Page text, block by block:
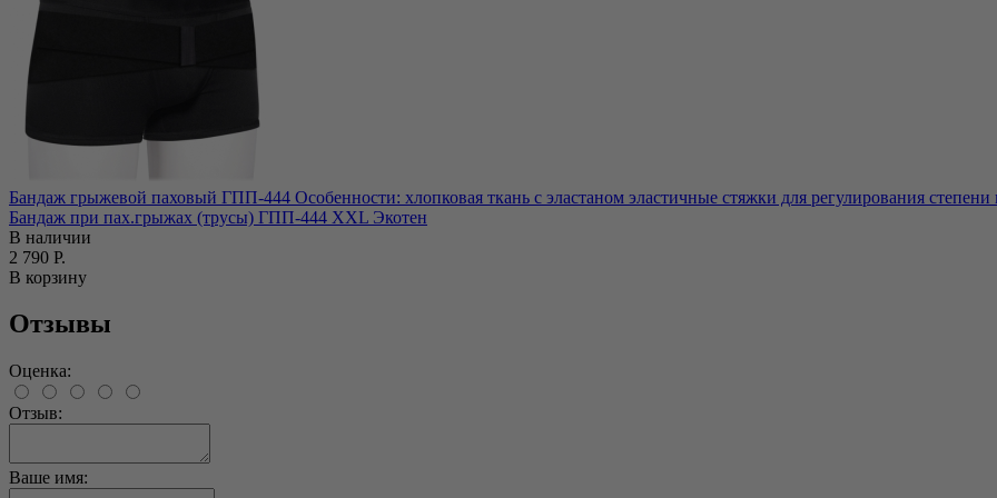
Бандаж грыжевой паховый ГПП-444 Особенности: хлопковая ткань с эластаном эластичные стяжки для регулирования степени
Бандаж при пах.грыжах (трусы) ГПП-444 ХXL Экотен
В наличии
2 790 Р.
В корзину
Отзывы
Оценка:
Отзыв:
Ваше имя: